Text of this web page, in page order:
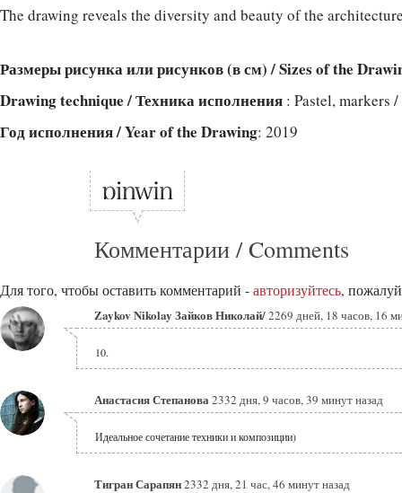
The drawing reveals the diversity and beauty of the
Размеры рисунка или рисунков (в см) / Sizes of the
Drawing technique / Техника исполнения : Pastel, markers
Год исполнения / Year of the Drawing: 2019
Комментарии / Comments
Для того, чтобы оставить комментарий - авторизуйтесь,
Zaykov Nikolay Зайков Николай/2269 дней, 18 часов, 16
10.
Анастасия Степанова2332 дня, 9 часов, 39 минут назад
Идеальное сочетание техники и композиции)
Тигран Сарапян2332 дня, 21 час, 46 минут назад